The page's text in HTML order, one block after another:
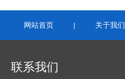
网站首页 | 关于我们
联系我们